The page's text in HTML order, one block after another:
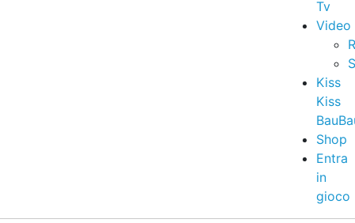
Tv
Video
Kiss
Kiss
Shop
Entra
in
gioco